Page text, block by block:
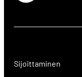
Sijoittaminen